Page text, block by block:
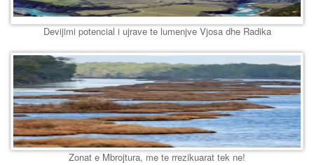
Devijimi potencial i ujrave te lumenjve Vjosa dhe Radika
Zonat e Mbrojtura, me te rrezikuarat tek ne!